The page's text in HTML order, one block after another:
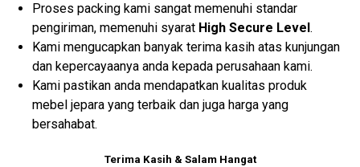
Proses packing kami sangat memenuhi standar
pengiriman, memenuhi syarat High Secure Level.
Kami mengucapkan banyak terima kasih atas kunjungan
dan kepercayaanya anda kepada perusahaan kami.
Kami pastikan anda mendapatkan kualitas produk
mebel jepara yang terbaik dan juga harga yang
bersahabat.
Terima Kasih & Salam Hangat